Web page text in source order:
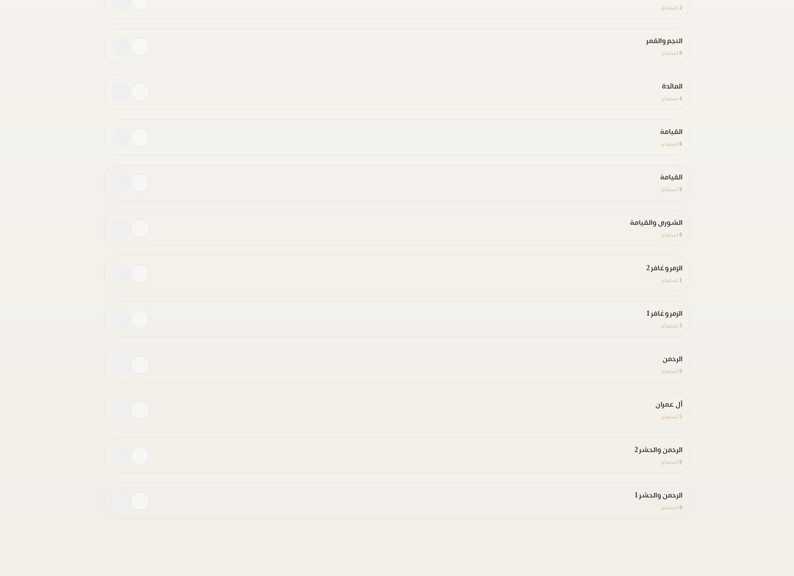
2 استماع
النجم والقمر
0 استماع
المائدة
4 استماع
القيامة
0 استماع
القيامة
0 استماع
الشورى والقيامة
0 استماع
الزمر وغافر 2
1 استماع
الزمر وغافر 1
3 استماع
الرحمن
0 استماع
آل عمران
5 استماع
الرحمن والحشر 2
0 استماع
الرحمن والحشر 1
0 استماع